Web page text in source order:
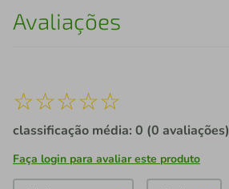
Avaliações
☆☆☆☆☆
classificação média: 0 (0 avaliações)
Faça login para avaliar este produto